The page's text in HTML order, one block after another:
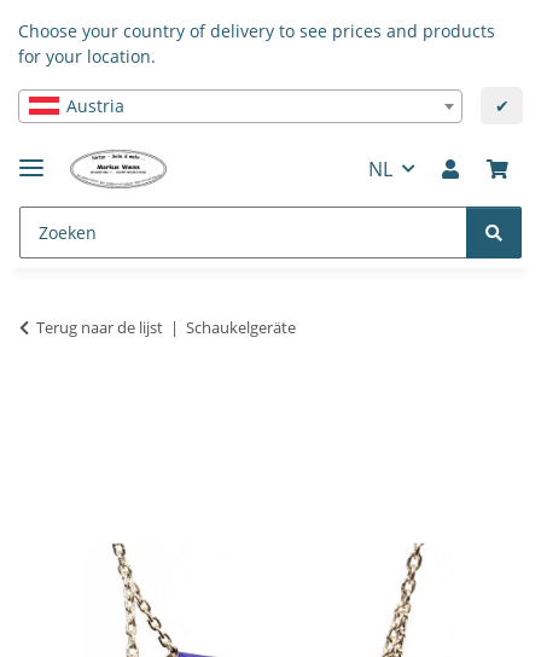
Choose your country of delivery to see prices and products
for your location.
Austria ✔
NL
Terug naar de lijst Schaukelgeräte